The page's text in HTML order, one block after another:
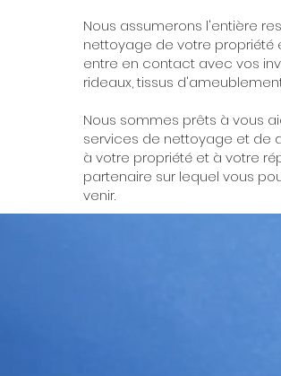
Nous assumerons l'entière
nettoyage de votre propriété
entre en contact avec vos
rideaux, tissus
Nous sommes prêts à vous
services de nettoyage et de
à votre propriété et à votre
partenaire sur lequel vous
venir.